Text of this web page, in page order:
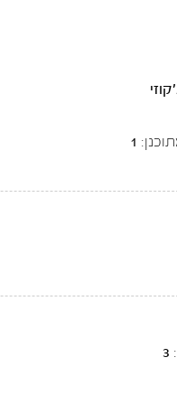
1
3